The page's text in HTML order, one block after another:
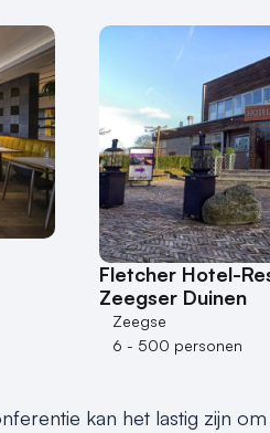
Fletcher Hotel-
Zeegser Duinen
Zeegse
6 - 500 personen
kan het lastig zijn